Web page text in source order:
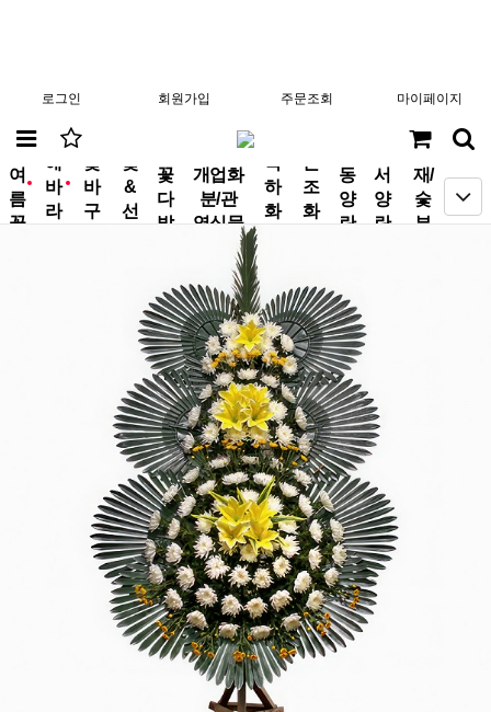
로그인 회원가입 주문조회 마이페이지
new
여
름
꽃
new
해
바
라
꽃
바
구
꽃
&
선
꽃
다
발
개업화
분/관
엽식물
축
하
화
근
조
화
동
양
란
서
양
란
분
재/
숯
부